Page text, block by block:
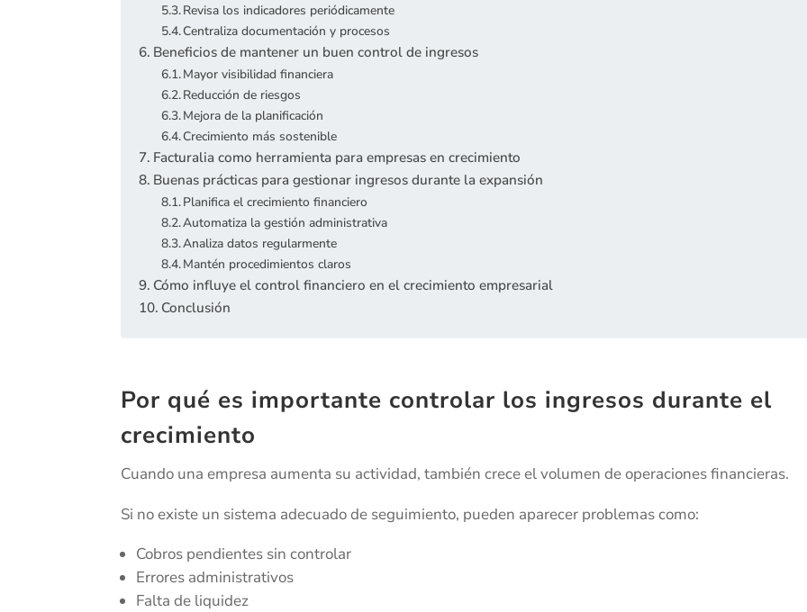
Revisa los indicadores periódicamente
Centraliza documentación y procesos
Beneficios de mantener un buen control de ingresos
Mayor visibilidad financiera
Reducción de riesgos
Mejora de la planificación
Crecimiento más sostenible
Facturalia como herramienta para empresas en crecimiento
Buenas prácticas para gestionar ingresos durante la expansión
Planifica el crecimiento financiero
Automatiza la gestión administrativa
Analiza datos regularmente
Mantén procedimientos claros
Cómo influye el control financiero en el crecimiento empresarial
Conclusión
Por qué es importante controlar los ingresos durante el
crecimiento
Cuando una empresa aumenta su actividad, también crece el volumen de operaciones financieras.
Si no existe un sistema adecuado de seguimiento, pueden aparecer problemas como:
Cobros pendientes sin controlar
Errores administrativos
Falta de liquidez